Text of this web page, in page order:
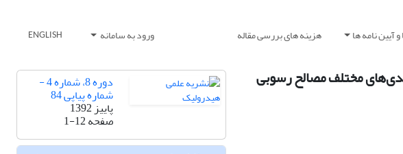
آیین نامه ها هزینه های بررسی مقاله ورود به سامانه ENGLISH
مختلف مصالح رسوبی دوره 8، شماره 4 -
شماره پیاپی 84
پاییز 1392
صفحه1-12